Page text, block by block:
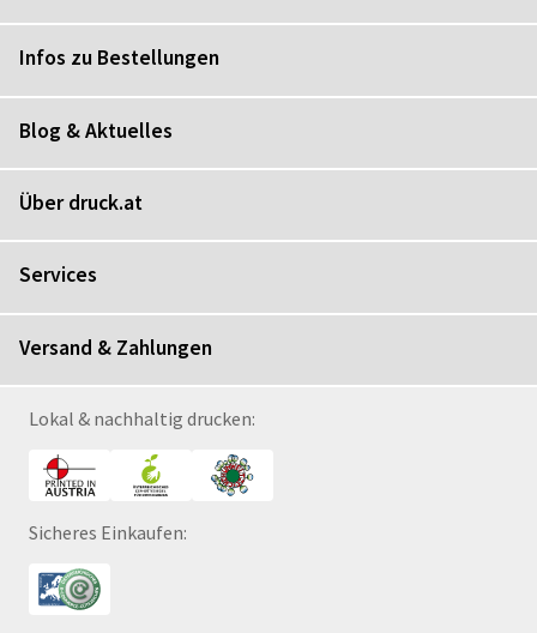
Infos zu Bestellungen
Blog & Aktuelles
Über druck.at
Services
Versand & Zahlungen
Lokal & nachhaltig drucken:
Sicheres Einkaufen: